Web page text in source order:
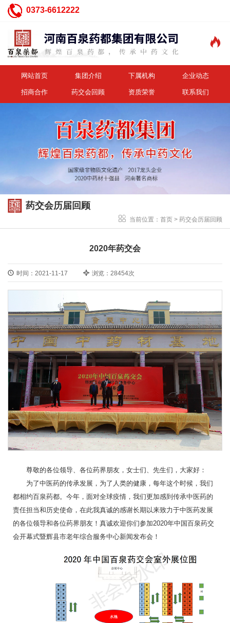
0373-6612222

网站首页 集团介绍 下属机构 企业动态
招商合作 药交会回顾 资质荣誉 联系我们
药交会历届回顾
当前位置： 首页 > 药交会历届回顾
2020年药交会
时间：2021-11-17 浏览：28454次
尊敬的各位领导、各位药界朋友，女士们、先生们，大家好：
为了中医药的传承发展，为了人类的健康，每年这个时候，我们
都相约百泉药都。今年，面对全球疫情，我们更加感到传承中医药的
责任担当和历史使命，在此我真诚的感谢长期以来致力于中医药发展
的各位领导和各位药界朋友！真诚欢迎你们参加2020年中国百泉药交
会开幕式暨辉县市老年综合服务中心新闻发布会！